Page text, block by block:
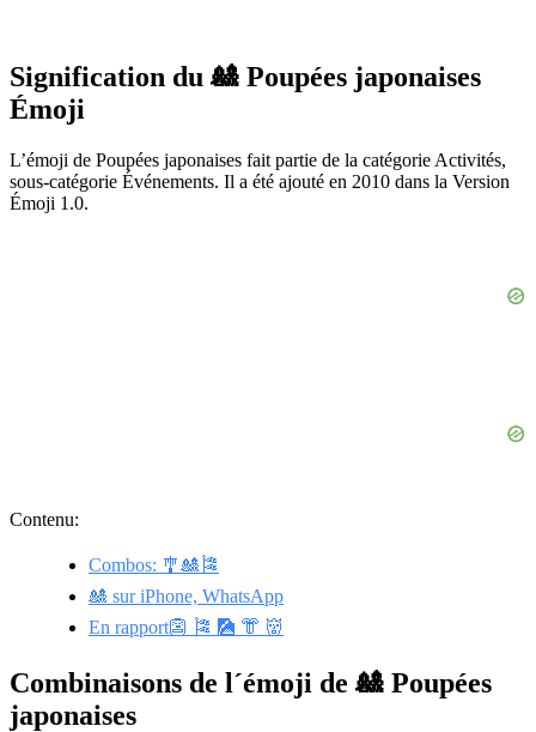
Signification du 🎎 Poupées japonaises
Émoji
L’émoji de Poupées japonaises fait partie de la catégorie Activités,
sous-catégorie Événements. Il a été ajouté en 2010 dans la Version
Émoji 1.0.
Contenu:
Combos: 🎐🎎🎏
🎎 sur iPhone, WhatsApp
En rapport👺 🎏 🎑 👘 👹
Combinaisons de l´émoji de 🎎 Poupées
japonaises